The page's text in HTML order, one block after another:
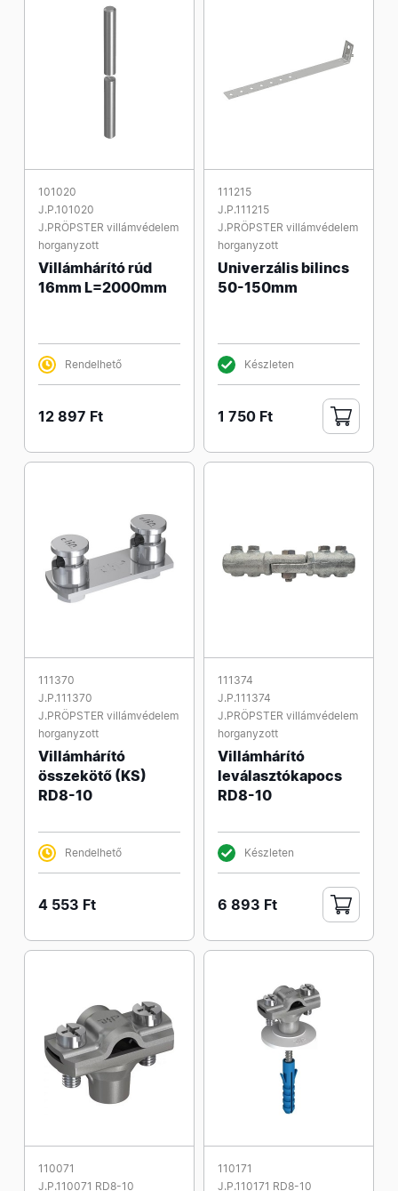
101020
J.P.101020
J.PRÖPSTER villámvédelem
horganyzott
Villámhárító rúd
16mm L=2000mm
Rendelhető
12 897 Ft
111215
J.P.111215
J.PRÖPSTER villámvédelem
horganyzott
Univerzális bilincs
50-150mm
Készleten
1 750 Ft
111370
J.P.111370
J.PRÖPSTER villámvédelem
horganyzott
Villámhárító
összekötő (KS)
RD8-10
Rendelhető
4 553 Ft
111374
J.P.111374
J.PRÖPSTER villámvédelem
horganyzott
Villámhárító
leválasztókapocs
RD8-10
Készleten
6 893 Ft
110071
J.P.110071 RD8-10
110171
J.P.110171 RD8-10